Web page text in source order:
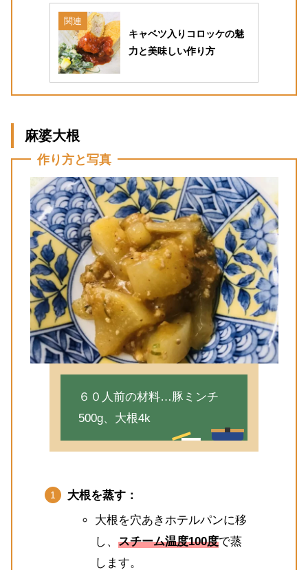
関連
キャベツ入りコロッケの魅
力と美味しい作り方
麻婆大根
作り方と写真
６０人前の材料…豚ミンチ
500g、大根4k
大根を蒸す：
大根を穴あきホテルパンに移
し、 スチーム温度100度で蒸
します。